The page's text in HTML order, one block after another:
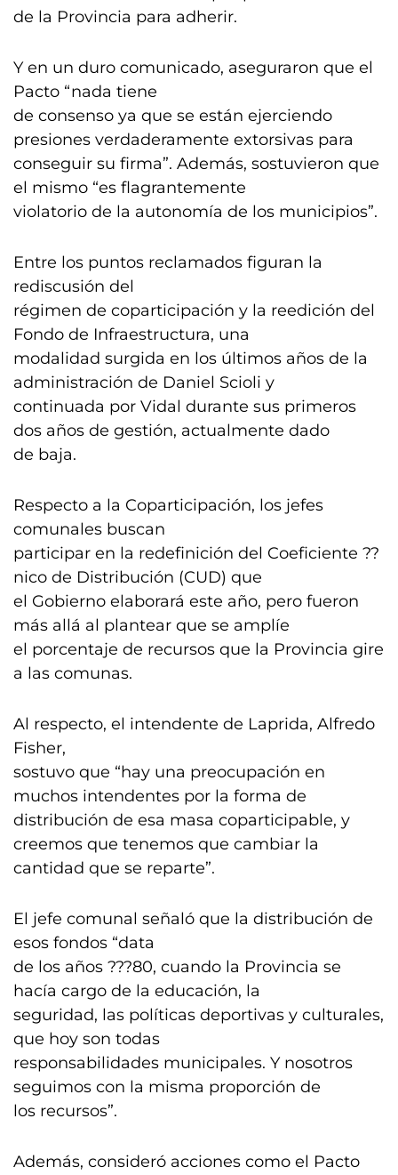
de la Provincia para adherir.
Y en un duro comunicado, aseguraron que el
Pacto “nada tiene
de consenso ya que se están ejerciendo
presiones verdaderamente extorsivas para
conseguir su firma”. Además, sostuvieron que
el mismo “es flagrantemente
violatorio de la autonomía de los municipios”.
Entre los puntos reclamados figuran la
rediscusión del
régimen de coparticipación y la reedición del
Fondo de Infraestructura, una
modalidad surgida en los últimos años de la
administración de Daniel Scioli y
continuada por Vidal durante sus primeros
dos años de gestión, actualmente dado
de baja.
Respecto a la Coparticipación, los jefes
comunales buscan
participar en la redefinición del Coeficiente ??
nico de Distribución (CUD) que
el Gobierno elaborará este año, pero fueron
más allá al plantear que se amplíe
el porcentaje de recursos que la Provincia gire
a las comunas.
Al respecto, el intendente de Laprida, Alfredo
Fisher,
sostuvo que “hay una preocupación en
muchos intendentes por la forma de
distribución de esa masa coparticipable, y
creemos que tenemos que cambiar la
cantidad que se reparte”.
El jefe comunal señaló que la distribución de
esos fondos “data
de los años ???80, cuando la Provincia se
hacía cargo de la educación, la
seguridad, las políticas deportivas y culturales,
que hoy son todas
responsabilidades municipales. Y nosotros
seguimos con la misma proporción de
los recursos”.
Además, consideró acciones como el Pacto